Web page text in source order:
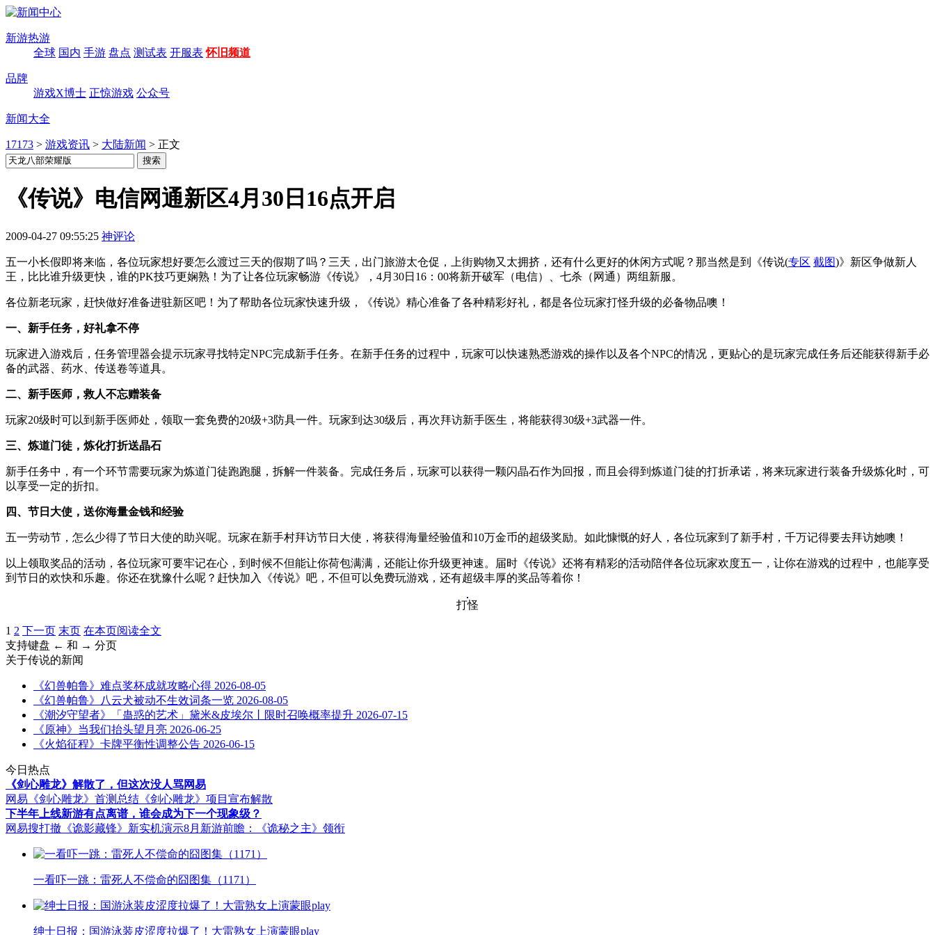
新游热游
全球 国内 手游 盘点 测试表 开服表 怀旧频道
品牌
游戏X博士 正惊游戏 公众号
新闻大全
17173 > 游戏资讯 > 大陆新闻 > 正文
《传说》电信网通新区4月30日16点开启
2009-04-27 09:55:25 神评论
五一小长假即将来临，各位玩家想好要怎么渡过三天的假期了吗？三天，出门旅游太仓促，上街购物又太拥挤，还有什么更好的休闲方式呢？那当然是到《传说(专区 截图)》新区争做新人
王，比比谁升级更快，谁的PK技巧更娴熟！为了让各位玩家畅游《传说》，4月30日16：00将新开破军（电信）、七杀（网通）两组新服。
各位新老玩家，赶快做好准备进驻新区吧！为了帮助各位玩家快速升级，《传说》精心准备了各种精彩好礼，都是各位玩家打怪升级的必备物品噢！
一、新手任务，好礼拿不停
玩家进入游戏后，任务管理器会提示玩家寻找特定NPC完成新手任务。在新手任务的过程中，玩家可以快速熟悉游戏的操作以及各个NPC的情况，更贴心的是玩家完成任务后还能获得新手必
备的武器、药水、传送卷等道具。
二、新手医师，救人不忘赠装备
玩家20级时可以到新手医师处，领取一套免费的20级+3防具一件。玩家到达30级后，再次拜访新手医生，将能获得30级+3武器一件。
三、炼道门徒，炼化打折送晶石
新手任务中，有一个环节需要玩家为炼道门徒跑跑腿，拆解一件装备。完成任务后，玩家可以获得一颗闪晶石作为回报，而且会得到炼道门徒的打折承诺，将来玩家进行装备升级炼化时，可
以享受一定的折扣。
四、节日大使，送你海量金钱和经验
五一劳动节，怎么少得了节日大使的助兴呢。玩家在新手村拜访节日大使，将获得海量经验值和10万金币的超级奖励。如此慷慨的好人，各位玩家到了新手村，千万记得要去拜访她噢！
以上领取奖品的活动，各位玩家可要牢记在心，到时候不但能让你荷包满满，还能让你升级更神速。届时《传说》还将有精彩的活动陪伴各位玩家欢度五一，让你在游戏的过程中，也能享受
到节日的欢快和乐趣。你还在犹豫什么呢？赶快加入《传说》吧，不但可以免费玩游戏，还有超级丰厚的奖品等着你！
打怪
1 2 下一页 末页 在本页阅读全文
支持键盘 ← 和 → 分页
关于传说的新闻
《幻兽帕鲁》难点奖杯成就攻略心得 2026-08-05
《幻兽帕鲁》八云犬被动不生效词条一览 2026-08-05
《潮汐守望者》「蛊惑的艺术」黛米&皮埃尔丨限时召唤概率提升 2026-07-15
《原神》当我们抬头望月亮 2026-06-25
《火焰征程》卡牌平衡性调整公告 2026-06-15
今日热点
《剑心雕龙》解散了，但这次没人骂网易
网易《剑心雕龙》首测总结 《剑心雕龙》项目宣布解散
下半年上线新游有点离谱，谁会成为下一个现象级？
网易搜打撤《诡影藏锋》新实机演示8月新游前瞻：《诡秘之主》领衔
一看吓一跳：雷死人不偿命的囧图集（1171）
绅士日报：国游泳装皮涩度拉爆了！大雷熟女上演蒙眼play